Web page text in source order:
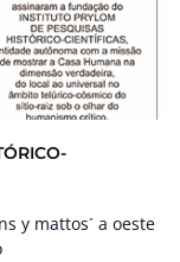
y mattos´ a oeste